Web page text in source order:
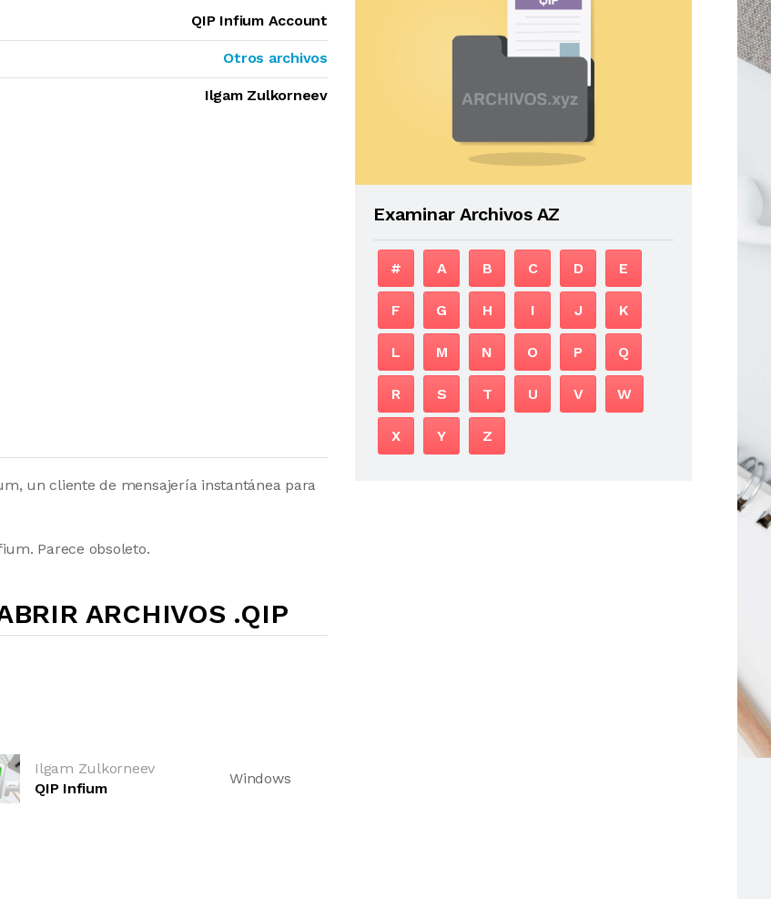
QIP Infium Account
Otros archivos
Ilgam Zulkorneev
un cliente de mensajería instantánea para
Parece obsoleto.
ARCHIVOS .QIP
Ilgam Zulkorneev
QIP Infium
Windows
Examinar Archivos AZ
# A B C D E
F G H I J K
L M N O P Q
R S T U V W
X Y Z